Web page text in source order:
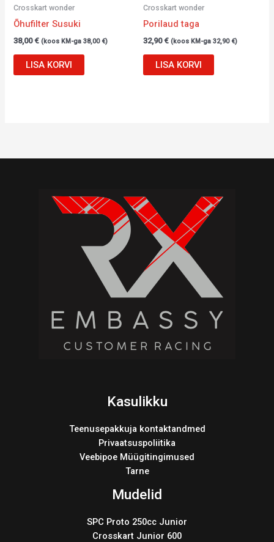
Crosskart wonder
Õhufilter Susuki
38,00€ (koos KM-ga38,00 €)
LISA KORVI
Crosskart wonder
Porilaud taga
32,90€ (koos KM-ga 32,90 €)
LISA KORVI
Kasulikku
Teenusepakkuja kontaktandmed
Privaatsuspoliitika
Veebipoe Müügitingimused
Tarne
Mudelid
SPC Proto 250cc Junior
Crosskart Junior 600